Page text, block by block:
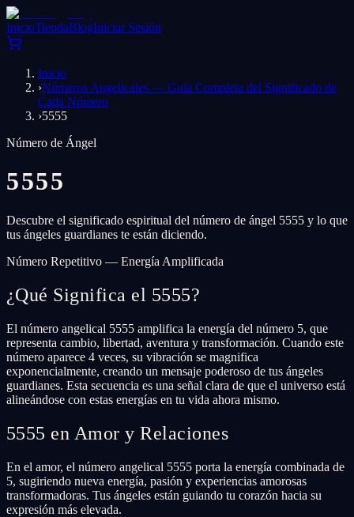
InicioTiendaBlogIniciar Sesión
Inicio
›Números Angelicales — Guía Completa del Significado de
Cada Número
›5555
Número de Ángel
5555
Descubre el significado espiritual del número de ángel 5555 y lo que
tus ángeles guardianes te están diciendo.
Número Repetitivo — Energía Amplificada
¿Qué Significa el 5555?
El número angelical 5555 amplifica la energía del número 5, que
representa cambio, libertad, aventura y transformación. Cuando este
número aparece 4 veces, su vibración se magnifica
exponencialmente, creando un mensaje poderoso de tus ángeles
guardianes. Esta secuencia es una señal clara de que el universo está
alineándose con estas energías en tu vida ahora mismo.
5555 en Amor y Relaciones
En el amor, el número angelical 5555 porta la energía combinada de
5, sugiriendo nueva energía, pasión y experiencias amorosas
transformadoras. Tus ángeles están guiando tu corazón hacia su
expresión más elevada.